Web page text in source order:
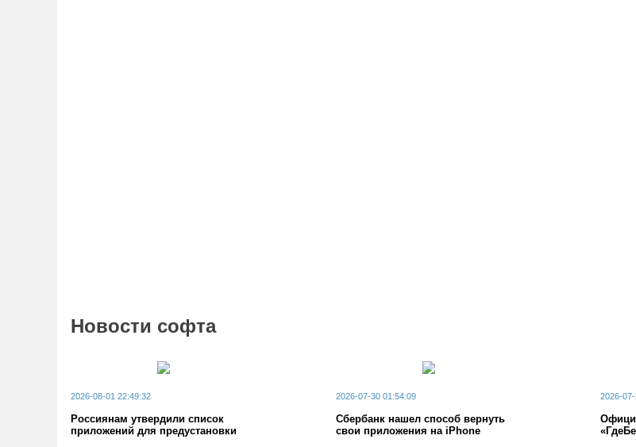
Новости софта
2026-08-01 22:49:32
Россиянам утвердили список
приложений для предустановки
2026-07-30 01:54:09
Сбербанк нашел способ вернуть
свои приложения на iPhone
2026-